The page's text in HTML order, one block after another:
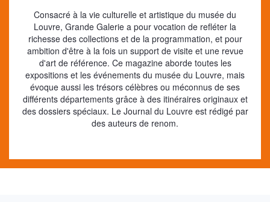
Consacré à la vie culturelle et artistique du musée du
Louvre, Grande Galerie a pour vocation de refléter la
richesse des collections et de la programmation, et pour
ambition d'être à la fois un support de visite et une revue
d'art de référence. Ce magazine aborde toutes les
expositions et les événements du musée du Louvre, mais
évoque aussi les trésors célèbres ou méconnus de ses
différents départements grâce à des itinéraires originaux et
des dossiers spéciaux. Le Journal du Louvre est rédigé par
des auteurs de renom.